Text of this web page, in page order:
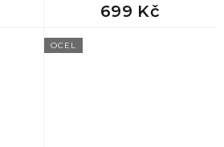
699 Kč
OCEL